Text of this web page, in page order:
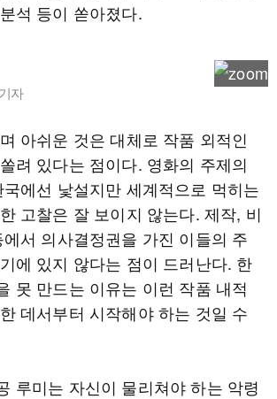
석 등이 쏟아졌다.
자
아쉬운 것은 대체로 작품 외적인
려 있다는 점이다. 영화의 주제의
에선 낯설지만 세계적으로 먹히는
고찰은 잘 보이지 않는다. 제작, 비
서 의사결정권을 가진 이들의 주
에 있지 않다는 점이 드러난다. 한
못 만드는 이유는 이런 작품 내적
데서부터 시작해야 하는 것일 수
루미는 자신이 물리쳐야 하는 악령